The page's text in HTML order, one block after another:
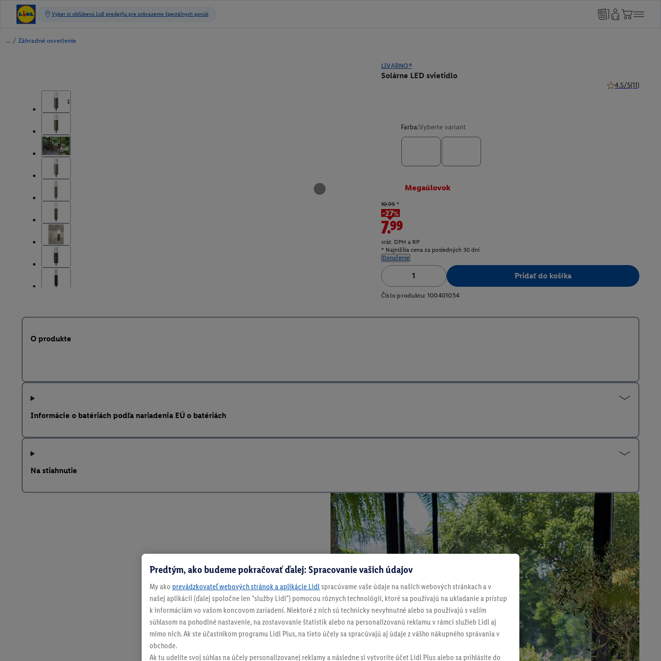
/ Záhradné osvetlenie
LIVARNO®
Solárne LED svietidlo
4.5/5(11)
Farba:Vyberte variant
Megaúlovok
10.99*
-27%
7.99
vrát. DPH a RP
* Najnižšia cena za posledných 30 dní
Doručenie
Pridať do košíka
Číslo produktu: 100401054
O produkte
Informácie o batériách podľa nariadenia EÚ o batériách
Na stiahnutie
Predtým, ako budeme pokračovať ďalej: Spracovanie vašich údajov
My ako prevádzkovateľ webových stránok a aplikácie Lidl spracúvame vaše údaje na našich webových stránkach a v
našej aplikácii (ďalej spoločne len "služby Lidl") pomocou rôznych technológií, ktoré sa používajú na ukladanie a prístup
k informáciám vo vašom koncovom zariadení. Niektoré z nich sú technicky nevyhnutné alebo sa používajú s vaším
súhlasom na pohodlné nastavenie, na zostavovanie štatistík alebo na personalizovanú reklamu v rámci služieb Lidl aj
mimo nich. Ak ste účastníkom programu Lidl Plus, na tieto účely sa spracúvajú aj údaje z vášho nákupného správania v
obchode.
Ak tu udelíte svoj súhlas na účely personalizovanej reklamy a následne si vytvoríte účet Lidl Plus alebo sa prihlásite do